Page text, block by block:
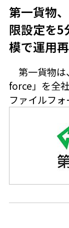
第一貨物
限設定を
模で運用
第一貨物は
force」を全
ファイルフ